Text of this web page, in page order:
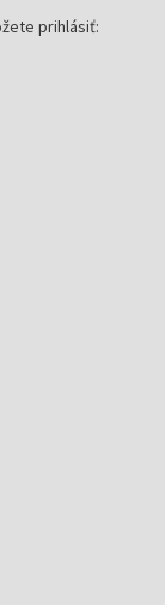
prihlásiť: